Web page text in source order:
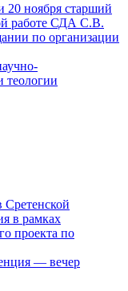
20 ноября старший
работе СДА С.В.
по организации
теологии
Сретенской
в рамках
проекта по
— вечер